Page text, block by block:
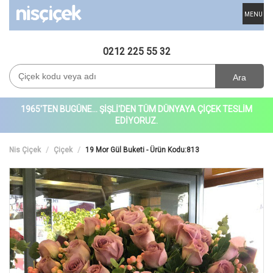
MENU
0212 225 55 32
Ara
1965'TEN BUGÜNE... ŞİŞLİ'DEN TÜM DÜNYAYA ÇİÇEK TESLİM
EDİYORUZ.
Nis Çiçek Çiçek 19 Mor Gül Buketi - Ürün Kodu:813